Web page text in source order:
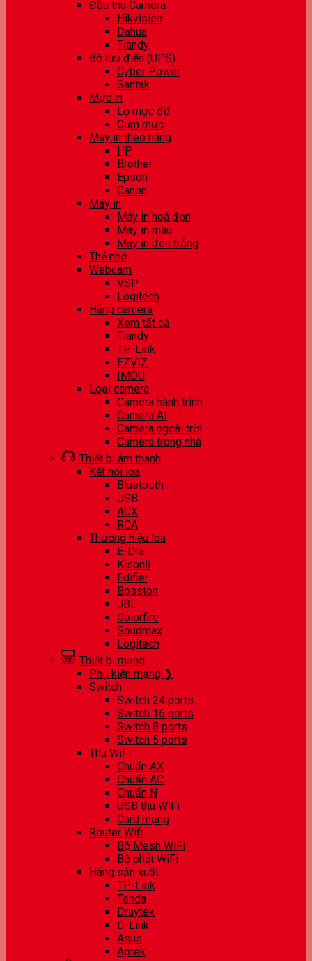
Đầu thu Camera
Hikvision
Dahua
Tiandy
Bộ lưu điện (UPS)
Cyber Power
Santak
Mực in
Lọ mực đổ
Cụm mực
Máy in theo hãng
HP
Brother
Epson
Canon
Máy in
Máy in hoá đơn
Máy in màu
Máy in đen trắng
Thẻ nhớ
Webcam
VSP
Logitech
Hãng camera
Xem tất cả
Tiandy
TP-Link
EZVIZ
IMOU
Loại camera
Camera hành trình
Camera AI
Camera ngoài trời
Camera trong nhà
Thiết bị âm thanh
Kết nối loa
Bluetooth
USB
AUX
RCA
Thương hiệu loa
E-Dra
Kisonli
Edifier
Bosston
JBL
Colorfire
Soudmax
Logitech
Thiết bị mạng
Phụ kiện mạng ❯
Switch
Switch 24 ports
Switch 16 ports
Switch 8 ports
Switch 5 ports
Thu WiFi
Chuẩn AX
Chuẩn AC
Chuẩn N
USB thu WiFi
Card mạng
Router Wifi
Bộ Mesh WiFi
Bộ phát WiFi
Hãng sản xuất
TP-Link
Tenda
Draytek
D-Link
Asus
Aptek